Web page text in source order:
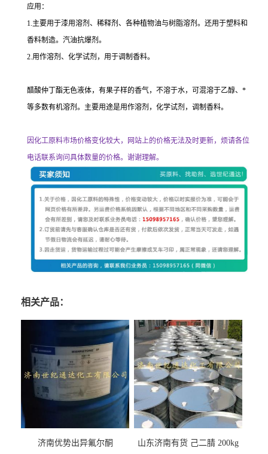
应用：
1.主要用于漆用溶剂、稀释剂、各种植物油与树脂溶剂。还用于塑料和
香料制造。汽油抗爆剂。
2.用作溶剂、化学试剂，用于调制香料。
醋酸仲丁酯无色液体，有果子样的香气，不溶于水，可混溶于乙醇、*
等多数有机溶剂。主要用途是用作溶剂，化学试剂，调制香料。
因化工原料市场价格变化较大，网站上的价格无法及时更新，烦请各位
电话联系询问具体数量的价格。谢谢理解。
相关产品：
济南优势出异氟尔酮
山东济南有货 己二腈 200kg